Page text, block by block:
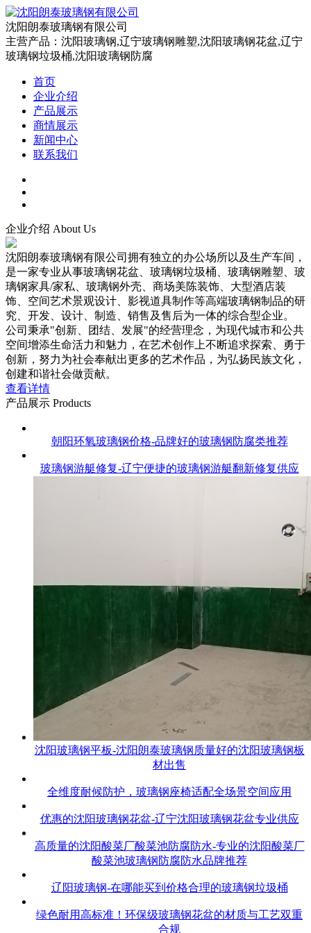
沈阳朗泰玻璃钢有限公司
主营产品：沈阳玻璃钢,辽宁玻璃钢雕塑,沈阳玻璃钢花盆,辽宁
玻璃钢垃圾桶,沈阳玻璃钢防腐
首页
企业介绍
产品展示
商情展示
新闻中心
联系我们
企业介绍 About Us
沈阳朗泰玻璃钢有限公司拥有独立的办公场所以及生产车间，
是一家专业从事玻璃钢花盆、玻璃钢垃圾桶、玻璃钢雕塑、玻
璃钢家具/家私、玻璃钢外壳、商场美陈装饰、大型酒店装
饰、空间艺术景观设计、影视道具制作等高端玻璃钢制品的研
究、开发、设计、制造、销售及售后为一体的综合型企业。
公司秉承"创新、团结、发展"的经营理念，为现代城市和公共
空间增添生命活力和魅力，在艺术创作上不断追求探索、勇于
创新，努力为社会奉献出更多的艺术作品，为弘扬民族文化，
创建和谐社会做贡献。
查看详情
产品展示 Products
朝阳环氧玻璃钢价格-品牌好的玻璃钢防腐类推荐
玻璃钢游艇修复-辽宁便捷的玻璃钢游艇翻新修复供应
沈阳玻璃钢平板-沈阳朗泰玻璃钢质量好的沈阳玻璃钢板
材出售
全维度耐候防护，玻璃钢座椅适配全场景空间应用
优惠的沈阳玻璃钢花盆-辽宁沈阳玻璃钢花盆专业供应
高质量的沈阳酸菜厂酸菜池防腐防水-专业的沈阳酸菜厂
酸菜池玻璃钢防腐防水品牌推荐
辽阳玻璃钢-在哪能买到价格合理的玻璃钢垃圾桶
绿色耐用高标准！环保级玻璃钢花盆的材质与工艺双重
合规